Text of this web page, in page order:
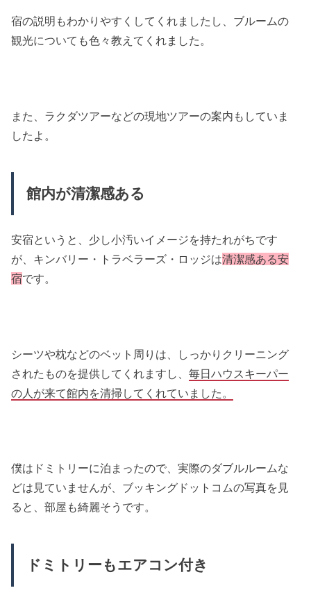
宿の説明もわかりやすくしてくれましたし、ブルームの
観光についても色々教えてくれました。
また、ラクダツアーなどの現地ツアーの案内もしていま
したよ。
館内が清潔感ある
安宿というと、少し小汚いイメージを持たれがちです
が、キンバリー・トラベラーズ・ロッジは清潔感ある安
宿です。
シーツや枕などのベット周りは、しっかりクリーニング
されたものを提供してくれますし、毎日ハウスキーパー
の人が来て館内を清掃してくれていました。
僕はドミトリーに泊まったので、実際のダブルルームな
どは見ていませんが、ブッキングドットコムの写真を見
ると、部屋も綺麗そうです。
ドミトリーもエアコン付き